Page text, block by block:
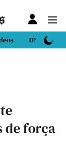
DN Sport
de força